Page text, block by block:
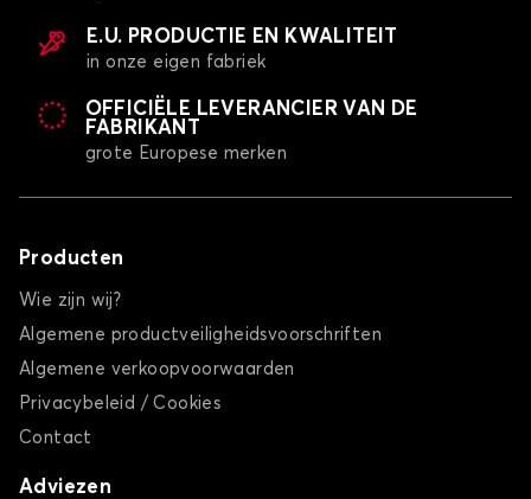
E.U. PRODUCTIE EN KWALITEIT
in onze eigen fabriek
OFFICIËLE LEVERANCIER VAN DE
FABRIKANT
grote Europese merken
Producten
Wie zijn wij?
Algemene productveiligheidsvoorschriften
Algemene verkoopvoorwaarden
Privacybeleid / Cookies
Contact
Adviezen